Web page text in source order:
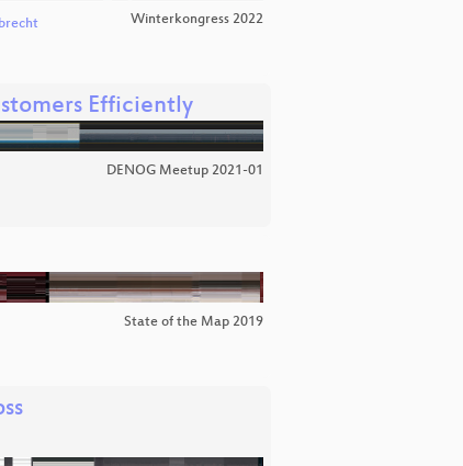
Winterkongress 2022
Efficiently
DENOG Meetup 2021-01
State of the Map 2019